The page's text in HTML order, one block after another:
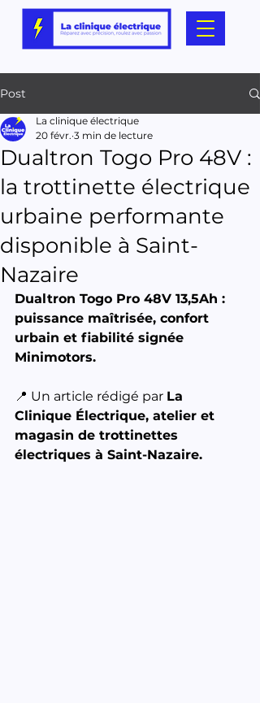
Post
Dualtron Togo Pro 48V :
la trottinette électrique
urbaine performante
disponible à Saint-
Nazaire
La clinique électrique
20 févr. 3 min de lecture
Dualtron Togo Pro 48V 13,5Ah :
puissance maîtrisée, confort
urbain et fiabilité signée
Minimotors.
📍 Un article rédigé par La
Clinique Électrique, atelier et
magasin de trottinettes
électriques à Saint-Nazaire.